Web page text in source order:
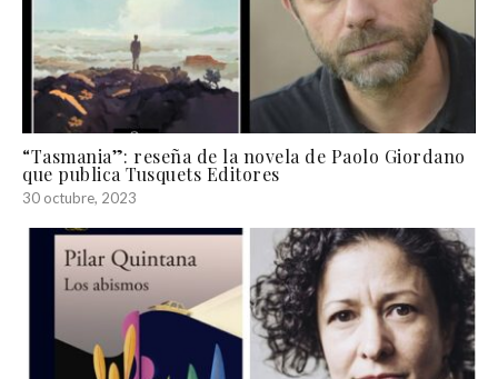
“Tasmania”: reseña de la novela de Paolo Giordano
que publica Tusquets Editores
30 octubre, 2023